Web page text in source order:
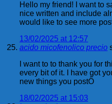
Hello my friend! I want to
nice written and include
would like to see more
13/02/2025 at 12:57
acido micofenolico precio
I want to to thank you for
every bit of it. I have got
new things you postÖ
18/02/2025 at 15:03